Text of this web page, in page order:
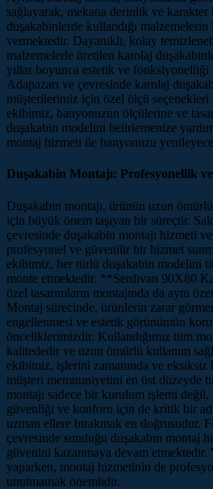
sağlayarak, mekana derinlik ve karakter
duşakabinlerde kullandığı
vermektedir. Dayanıklı, kolay
malzemelerle üretilen karolaj
yıllar boyunca estetik ve fonksiyonelliği
Adapazarı ve çevresinde karolaj
müşterilerimiz için özel ölçü seçenekleri
ekibimiz, banyonuzun ölçülerine ve
duşakabin modelini belirlemenize
montaj hizmeti ile banyonuzu
Duşakabin Montajı: Profesyonellik
Duşakabin montajı, ürünün uzun
için büyük önem taşıyan bir süreçtir.
çevresinde duşakabin montajı hizmeti
profesyonel ve güvenilir bir hizmet
ekibimiz, her türlü duşakabin modelini
monte etmektedir. **Serdivan 90X80
özel tasarımların montajında da aynı
Montaj sürecinde, ürünlerin zarar
engellenmesi ve estetik görünümün
önceliklerimizdir. Kullandığımız tüm
kalitededir ve uzun ömürlü kullanım
ekibimiz, işlerini zamanında ve eksiksiz
müşteri memnuniyetini en üst düzeyde
montajı sadece bir kurulum işlemi değil,
güvenliği ve konforu için de kritik bir
uzman ellere bırakmak en doğrusudur.
çevresinde sunduğu duşakabin montaj
güvenini kazanmaya devam etmektedir.
yaparken, montaj hizmetinin de
unutmamak önemlidir.